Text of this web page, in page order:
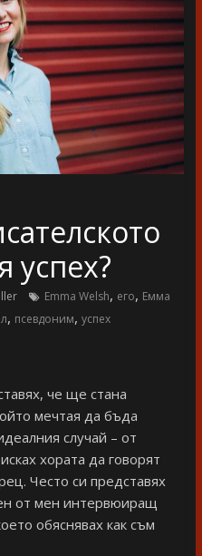
успех?
Emma Welsh, его, Емма
, псевдоним, успех
че ще стана
мечтая да бъда
случай – от
хората да говорят
Често си представях
от мен интервюиращ
обяснявах как съм